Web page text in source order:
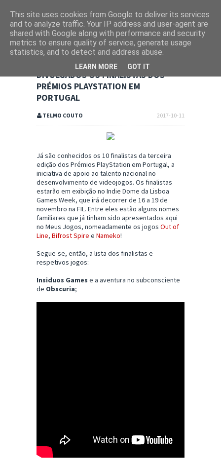
DIVULGADOS OS FINALISTAS DOS
PRÉMIOS PLAYSTATION EM
PORTUGAL
2017-10-11
TELMO COUTO
Já são conhecidos os 10 finalistas da terceira
edição dos Prémios PlayStation em Portugal, a
iniciativa de apoio ao talento nacional no
desenvolvimento de videojogos. Os finalistas
estarão em exibição no Indie Dome da Lisboa
Games Week, que irá decorrer de 16 a 19 de
novembro na FIL. Entre eles estão alguns nomes
familiares que já tinham sido apresentados aqui
no Meus Jogos, nomeadamente os jogos Out of
Line, Bifrost Spire e Nameko!
Segue-se, então, a lista dos finalistas e
respetivos jogos:
Insiduos Games e a aventura no subconsciente
de Obscuria;
This site uses cookies from Google to deliver its services
and to analyze traffic. Your IP address and user-agent are
shared with Google along with performance and security
metrics to ensure quality of service, generate usage
statistics, and to detect and address abuse.
LEARN MORE GOT IT